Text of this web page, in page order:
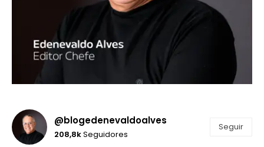
@blogedenevaldoalves
208,8kSeguidores
Seguir